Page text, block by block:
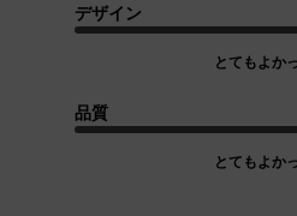
デザイン
とてもよか
品質
とてもよか